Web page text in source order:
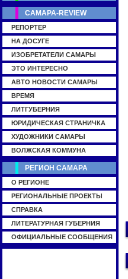
САМАРА-REVIEW
РЕПОРТЕР
НА ДОСУГЕ
ИЗОБРЕТАТЕЛИ САМАРЫ
ЭТО ИНТЕРЕСНО
АВТО НОВОСТИ САМАРЫ
ВРЕМЯ
ЛИТГУБЕРНИЯ
ЮРИДИЧЕСКАЯ СТРАНИЧКА
ХУДОЖНИКИ САМАРЫ
ВОЛЖСКАЯ КОММУНА
РЕГИОН САМАРА
О РЕГИОНЕ
РЕГИОНАЛЬНЫЕ ПРОЕКТЫ
СПРАВКА
ЛИТЕРАТУРНАЯ ГУБЕРНИЯ
ОФИЦИАЛЬНЫЕ СООБЩЕНИЯ